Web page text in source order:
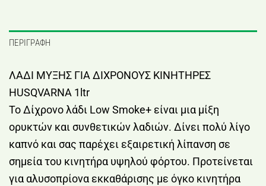
ΠΕΡΙΓΡΑΦΉ
ΛΑΔΙ ΜΥΞΗΣ ΓΙΑ ΔΙΧΡΟΝΟΥΣ ΚΙΝΗΤΗΡΕΣ
HUSQVARNA 1ltr
Το Δίχρονο λάδι Low Smoke+ είναι μια μίξη
ορυκτών και συνθετικών λαδιών. Δίνει πολύ λίγο
καπνό και σας παρέχει εξαιρετική λίπανση σε
σημεία του κινητήρα υψηλού φόρτου. Προτείνεται
για αλυσοπρίονα εκκαθάρισης με όγκο κινητήρα